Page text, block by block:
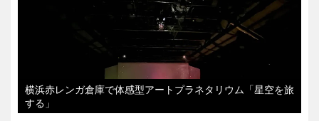
横浜赤レンガ倉庫で体感型アートプラネタリウム「星空を旅
する」